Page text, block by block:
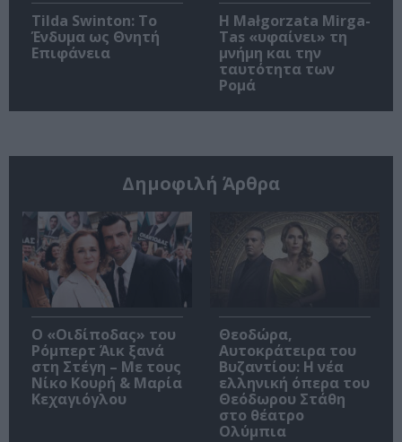
Tilda Swinton: Το
Ένδυμα ως Θνητή
Επιφάνεια
Η Małgorzata Mirga-
Tas «υφαίνει» τη
μνήμη και την
ταυτότητα των
Ρομά
Δημοφιλή Άρθρα
O «Οιδίποδας» του
Ρόμπερτ Άικ ξανά
στη Στέγη – Με τους
Νίκο Κουρή & Μαρία
Κεχαγιόγλου
Θεοδώρα,
Αυτοκράτειρα του
Βυζαντίου: Η νέα
ελληνική όπερα του
Θεόδωρου Στάθη
στο θέατρο
Ολύμπια